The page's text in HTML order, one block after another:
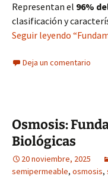
Representan el 96%
clasificación y
Seguir leyendo
Deja un comentario
Osmosis:
Biológicas
20 noviembre, 2025
semipermeable, osmosis,